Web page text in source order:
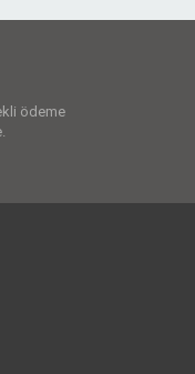
ödeme